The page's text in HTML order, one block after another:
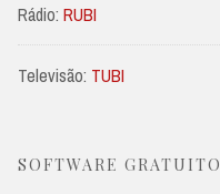
Rádio: RUBI
Televisão: TUBI
SOFTWARE GRATUITO